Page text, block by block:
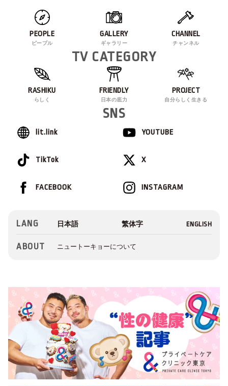
PEOPLE
ピープル
GALLERY
ギャラリー
CHANNEL
チャンネル
TV CATEGORY
RASHIKU
らしく
FRIENDLY
日本の底力
PROJECT
自分らしく生きる
SNS
lit.link YOUTUBE
TikTok X
INSTAGRAM
FACEBOOK
LANG
ABOUT ニュートーキョーについて